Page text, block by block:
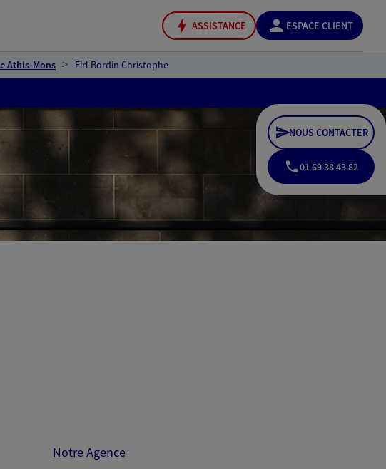
ASSISTANCE ESPACE CLIENT
Athis-Mons Eirl Bordin Christophe
NOUS CONTACTER
01 69 38 43 82
Notre Agence